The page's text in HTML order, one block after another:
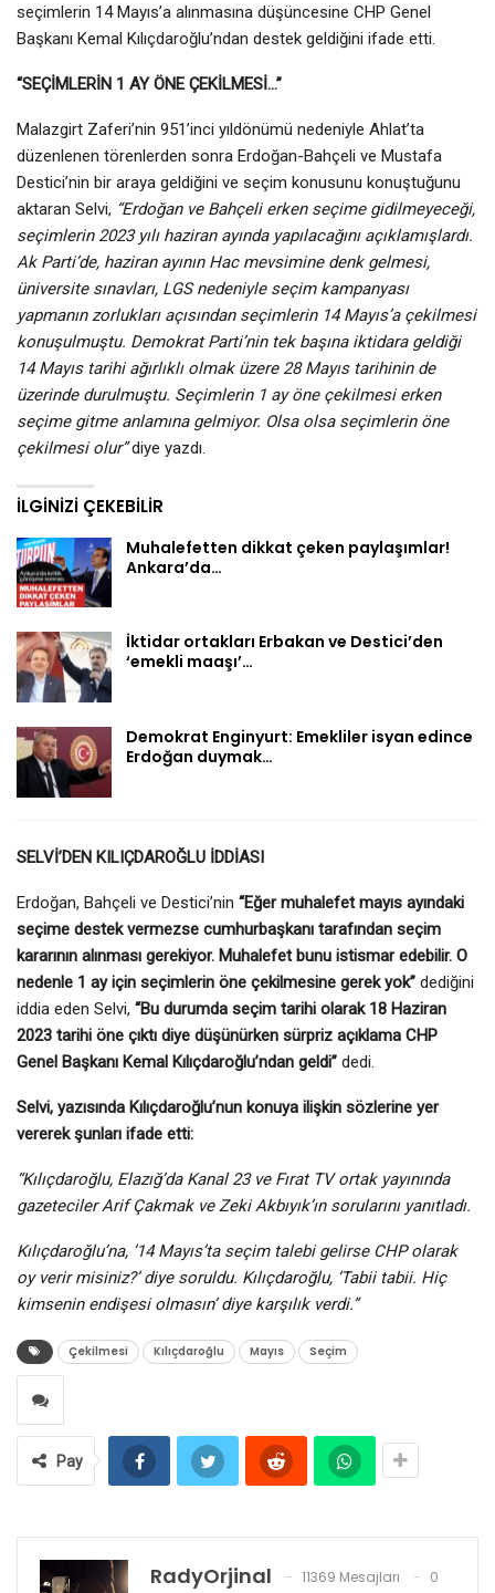
seçimlerin 14 Mayıs’a alınmasına düşüncesine CHP Genel
Başkanı Kemal Kılıçdaroğlu’ndan destek geldiğini ifade etti.
“SEÇİMLERİN 1 AY ÖNE ÇEKİLMESİ…”
Malazgirt Zaferi’nin 951’inci yıldönümü nedeniyle Ahlat’ta
düzenlenen törenlerden sonra Erdoğan-Bahçeli ve Mustafa
Destici’nin bir araya geldiğini ve seçim konusunu konuştuğunu
aktaran Selvi, “Erdoğan ve Bahçeli erken seçime gidilmeyeceği,
seçimlerin 2023 yılı haziran ayında yapılacağını açıklamışlardı.
Ak Parti’de, haziran ayının Hac mevsimine denk gelmesi,
üniversite sınavları, LGS nedeniyle seçim kampanyası
yapmanın zorlukları açısından seçimlerin 14 Mayıs’a çekilmesi
konuşulmuştu. Demokrat Parti’nin tek başına iktidara geldiği
14 Mayıs tarihi ağırlıklı olmak üzere 28 Mayıs tarihinin de
üzerinde durulmuştu. Seçimlerin 1 ay öne çekilmesi erken
seçime gitme anlamına gelmiyor. Olsa olsa seçimlerin öne
çekilmesi olur”diye yazdı.
İLGINIZI ÇEKEBILIR
Muhalefetten dikkat çeken paylaşımlar!
Ankara’da…
İktidar ortakları Erbakan ve Destici’den
‘emekli maaşı’…
Demokrat Enginyurt: Emekliler isyan edince
Erdoğan duymak…
SELVİ’DEN KILIÇDAROĞLU İDDİASI
Erdoğan, Bahçeli ve Destici’nin “Eğer muhalefet mayıs ayındaki
seçime destek vermezse cumhurbaşkanı tarafından seçim
kararının alınması gerekiyor. Muhalefet bunu istismar edebilir. O
nedenle 1 ay için seçimlerin öne çekilmesine gerek yok” dediğini
iddia eden Selvi, “Bu durumda seçim tarihi olarak 18 Haziran
2023 tarihi öne çıktı diye düşünürken sürpriz açıklama CHP
Genel Başkanı Kemal Kılıçdaroğlu’ndan geldi” dedi.
Selvi, yazısında Kılıçdaroğlu’nun konuya ilişkin sözlerine yer
vererek şunları ifade etti:
“Kılıçdaroğlu, Elazığ’da Kanal 23 ve Fırat TV ortak yayınında
gazeteciler Arif Çakmak ve Zeki Akbıyık’ın sorularını yanıtladı.
Kılıçdaroğlu’na, ’14 Mayıs’ta seçim talebi gelirse CHP olarak
oy verir misiniz?’ diye soruldu. Kılıçdaroğlu, ‘Tabii tabii. Hiç
kimsenin endişesi olmasın’ diye karşılık verdi.”
Çekilmesi Kılıçdaroğlu Mayıs Seçim
Pay
RadyOrjinal 11369 Mesajları
0